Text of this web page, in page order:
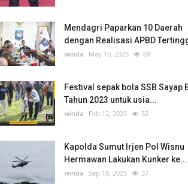
Mendagri Paparkan 10 Daerah
dengan Realisasi APBD
winda May 10, 2025 69
Festival sepak bola SSB Sayap
Tahun 2023 untuk usia...
winda Feb 12, 2023 52
Kapolda Sumut Irjen Pol Wisnu
Hermawan Lakukan Kunker ke...
winda Sep 18, 2025 37